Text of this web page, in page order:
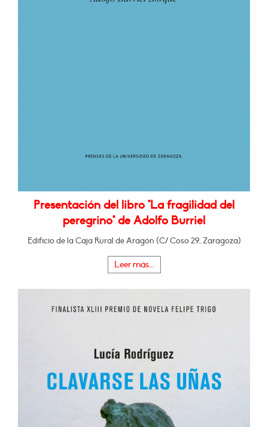
Presentación del libro "La fragilidad del
peregrino" de Adolfo Burriel
Edificio de la Caja Rural de Aragón (C/ Coso 29, Zaragoza)
Leer más...